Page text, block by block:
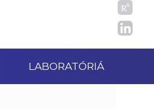
LABORATÓRIÁ